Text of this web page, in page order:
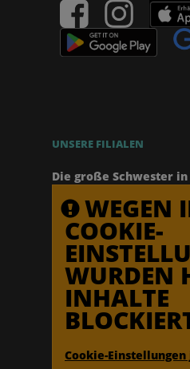
UNSERE FILIALEN
Die große Schwester in
WEGEN
COOKIE-
WURDEN
INHALTE
Cookie-